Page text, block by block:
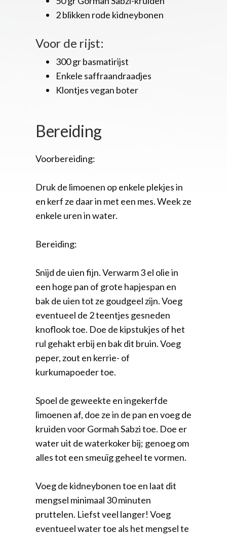
2 blikken rode kidneybonen
Voor de rijst:
300 gr basmatirijst
Enkele saffraandraadjes
Klontjes vegan boter
Bereiding
Voorbereiding:
Druk de limoenen op enkele plekjes in
en kerf ze daar in met een mes. Week ze
enkele uren in water.
Bereiding:
Snijd de uien fijn. Verwarm 3 el olie in
een hoge pan of grote hapjespan en
bak de uien tot ze goudgeel zijn. Voeg
eventueel de 2 teentjes gesneden
knoflook toe. Doe de kipstukjes of het
rul gehakt erbij en bak dit bruin. Voeg
peper, zout en kerrie- of
kurkumapoeder toe.
Spoel de geweekte en ingekerfde
limoenen af, doe ze in de pan en voeg de
kruiden voor Gormah Sabzi toe. Doe er
water uit de waterkoker bij; genoeg om
alles tot een smeuïg geheel te vormen.
Voeg de kidneybonen toe en laat dit
mengsel minimaal 30 minuten
pruttelen. Liefst veel langer! Voeg
eventueel water toe als het mengsel te